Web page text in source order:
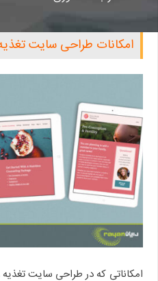
امکانات طراحی سایت
امکاناتی که در طراحی سایت